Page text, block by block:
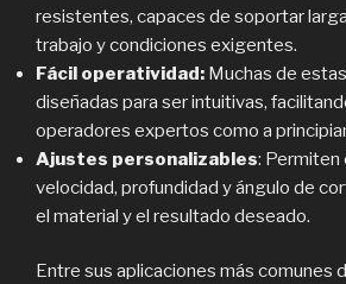
resistentes, capaces de soportar
trabajo y condiciones exigentes.
Fácil operatividad: Muchas de
diseñadas para ser intuitivas,
operadores expertos como a
Ajustes personalizables: Permiten
velocidad, profundidad y ángulo de
el material y el resultado deseado.
Entre sus aplicaciones más comunes